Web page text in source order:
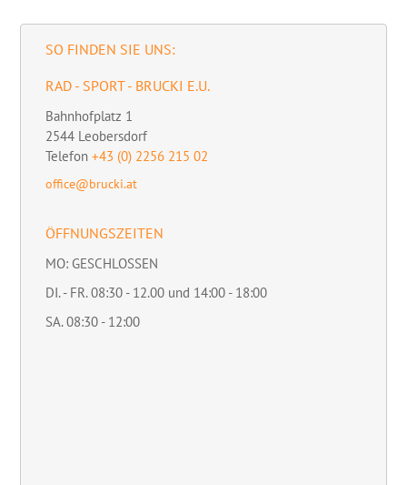
SO FINDEN SIE UNS:
RAD - SPORT - BRUCKI E.U.
Bahnhofplatz 1
2544 Leobersdorf
Telefon +43 (0) 2256 215 02
office@brucki.at
ÖFFNUNGSZEITEN
MO: GESCHLOSSEN
DI. - FR. 08:30 - 12.00 und 14:00 - 18:00
SA. 08:30 - 12:00